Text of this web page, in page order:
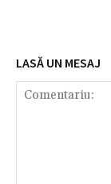
LASĂ UN MESAJ